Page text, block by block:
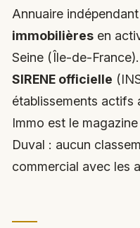
Annuaire
immobilières en
Seine (Île-de-
SIRENE officielle
établissements actifs
Immo est le
Duval : aucun
commercial avec les